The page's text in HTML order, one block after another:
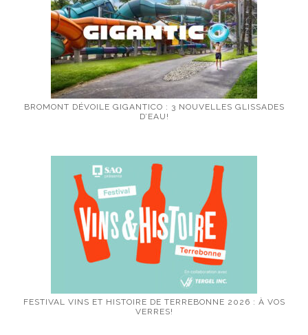
BROMONT DÉVOILE GIGANTICO : 3 NOUVELLES GLISSADES
D’EAU!
FESTIVAL VINS ET HISTOIRE DE TERREBONNE 2026 : À VOS
VERRES!